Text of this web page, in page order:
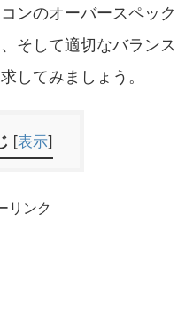
ンのオーバースペック
そして適切なバランス
してみましょう。
[表示]
リンク